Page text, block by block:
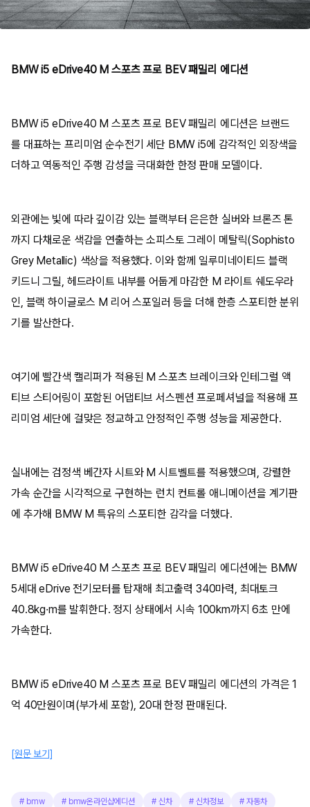
BMW i5 eDrive40 M 스포츠 프로 BEV 패밀리 에디션
BMW i5 eDrive40 M 스포츠 프로 BEV 패밀리 에디션은 브랜드
를 대표하는 프리미엄 순수전기 세단 BMW i5에 감각적인 외장색을
더하고 역동적인 주행 감성을 극대화한 한정 판매 모델이다.
외관에는 빛에 따라 깊이감 있는 블랙부터 은은한 실버와 브론즈 톤
까지 다채로운 색감을 연출하는 소피스토 그레이 메탈릭(Sophisto
Grey Metallic) 색상을 적용했다. 이와 함께 일루미네이티드 블랙
키드니 그릴, 헤드라이트 내부를 어둡게 마감한 M 라이트 쉐도우라
인, 블랙 하이글로스 M 리어 스포일러 등을 더해 한층 스포티한 분위
기를 발산한다.
여기에 빨간색 캘리퍼가 적용된 M 스포츠 브레이크와 인테그럴 액
티브 스티어링이 포함된 어댑티브 서스펜션 프로페셔널을 적용해 프
리미엄 세단에 걸맞은 정교하고 안정적인 주행 성능을 제공한다.
실내에는 검정색 베간자 시트와 M 시트벨트를 적용했으며, 강렬한
가속 순간을 시각적으로 구현하는 런치 컨트롤 애니메이션을 계기판
에 추가해 BMW M 특유의 스포티한 감각을 더했다.
BMW i5 eDrive40 M 스포츠 프로 BEV 패밀리 에디션에는 BMW
5세대 eDrive 전기모터를 탑재해 최고출력 340마력, 최대토크
40.8kg·m를 발휘한다. 정지 상태에서 시속 100km까지 6초 만에
가속한다.
BMW i5 eDrive40 M 스포츠 프로 BEV 패밀리 에디션의 가격은 1
억 40만원이며(부가세 포함), 20대 한정 판매된다.
[원문 보기]
# bmw # bmw온라인샵에디션 # 신차 # 신차정보 #자동차